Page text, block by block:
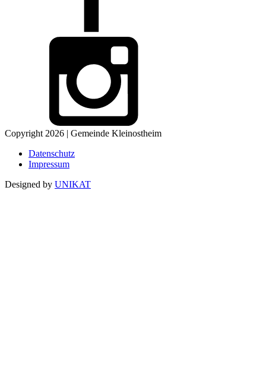
Copyright 2026 | Gemeinde Kleinostheim
Datenschutz
Impressum
Designed by UNIKAT